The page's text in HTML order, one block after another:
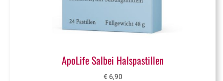
ApoLife Salbei Halspastillen
€ 6,90